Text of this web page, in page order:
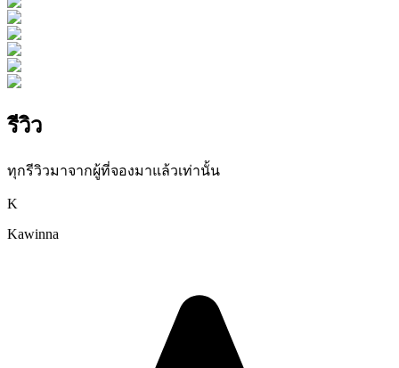
รีวิว
ทุกรีวิวมาจากผู้ที่จองมาแล้วเท่านั้น
K
Kawinna